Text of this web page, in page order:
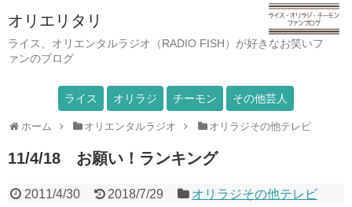
オリエリタリ
ライス、オリエンタルラジオ（RADIO FISH）が好きなお笑いフ
ァンのブログ
ライス オリラジ チーモン その他芸人
ホーム オリエンタルラジオ オリラジその他テレビ
11/4/18 お願い！ランキング
2011/4/30 2018/7/29 オリラジその他テレビ